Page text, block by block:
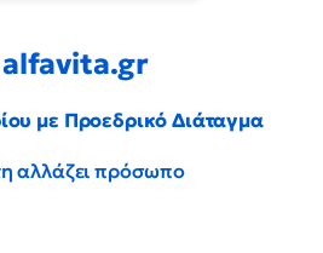
alfavita.gr
με Προεδρικό Διάταγμα
αλλάζει πρόσωπο